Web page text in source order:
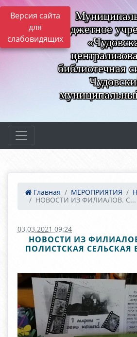
Версия сайта
для
слабовидящих
бюджетное
библиотечная
Главная МЕРОПРИЯТИЯ
НОВОСТИ ИЗ ФИЛИАЛОВ. С...
03.03.2021 09:24
НОВОСТИ ИЗ
ПОЛИСТСКАЯ СЕЛЬСКАЯ